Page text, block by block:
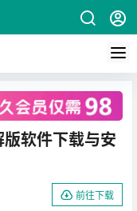
软件下载与安
前往下载